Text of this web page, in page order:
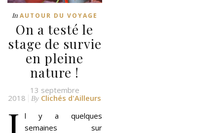
In AUTOUR DU VOYAGE
On a testé le
stage de survie
en pleine
nature !
13 septembre
2018
By Clichés d'Ailleurs
l y a quelques
semaines sur